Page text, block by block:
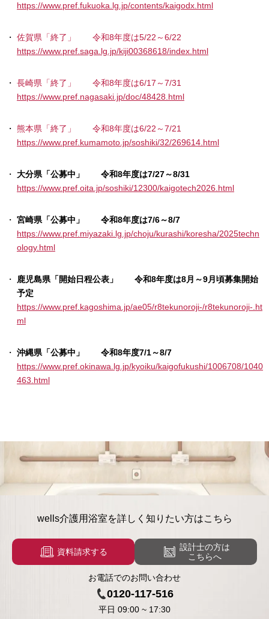
https://www.pref.fukuoka.lg.jp/contents/kaigodx.html
佐賀県「終了」 令和8年度は5/22～6/22
https://www.pref.saga.lg.jp/kiji00368618/index.html
長崎県「終了」 令和8年度は6/17～7/31
https://www.pref.nagasaki.jp/doc/48428.html
熊本県「終了」 令和8年度は6/22～7/21
https://www.pref.kumamoto.jp/soshiki/32/269614.html
大分県「公募中」 令和8年度は7/27～8/31
https://www.pref.oita.jp/soshiki/12300/kaigotech2026.html
宮崎県「公募中」 令和8年度は7/6～8/7
https://www.pref.miyazaki.lg.jp/choju/kurashi/koresha/2025techn
ology.html
鹿児島県「開始日程公表」 令和8年度は8月～9月頃募集開始
予定
https://www.pref.kagoshima.jp/ae05/r8tekunoroji-/r8tekunoroji-.ht
ml
沖縄県「公募中」 令和8年度7/1～8/7
https://www.pref.okinawa.lg.jp/kyoiku/kaigofukushi/1006708/1040
463.html
wells介護用浴室を詳しく知りたい方はこちら
資料請求する
設計士の方は
こちらへ
お電話でのお問い合わせ
0120-117-516
平日 09:00 ~ 17:30